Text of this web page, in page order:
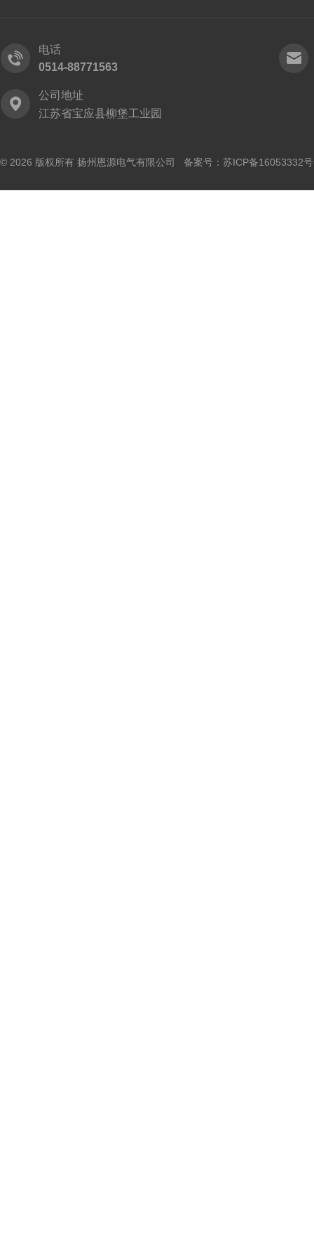
电话
0514-88771563
公司地址
江苏省宝应县柳堡工业园
© 2026 版权所有 扬州恩源电气有限公司 备案号： 苏ICP备16053332